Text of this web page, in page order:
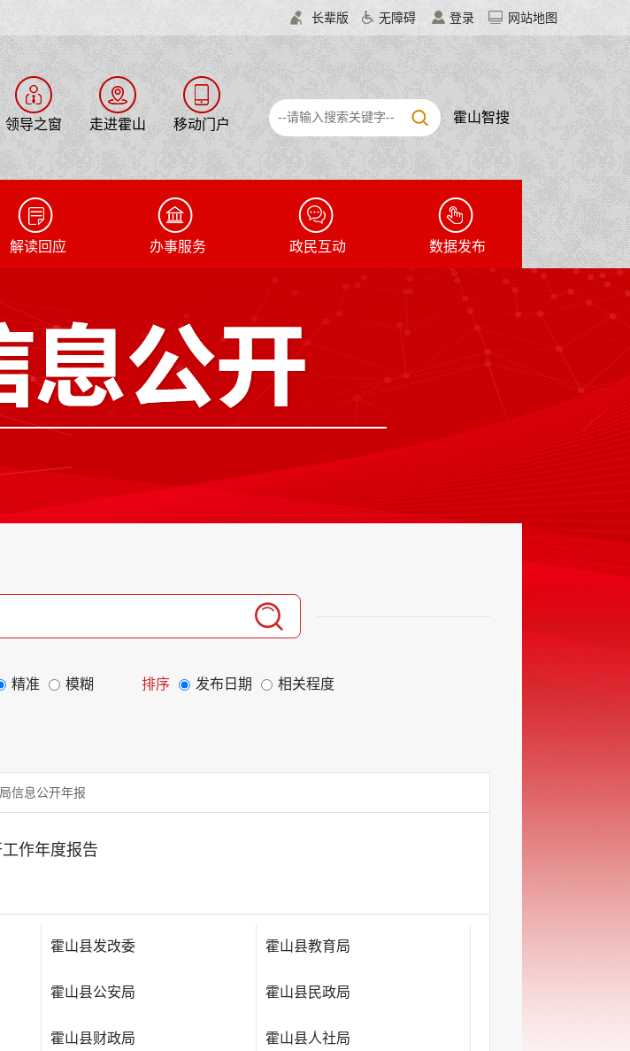
长辈版 无障碍 登录 网站地图
领导之窗 走进霍山 移动门户 霍山智搜
解读回应 办事服务 政民互动 数据发布
精准 模糊 排序 发布日期 相关程度
信息公开年报
作年度报告
霍山县发改委 霍山县教育局
霍山县公安局 霍山县民政局
霍山县财政局 霍山县人社局